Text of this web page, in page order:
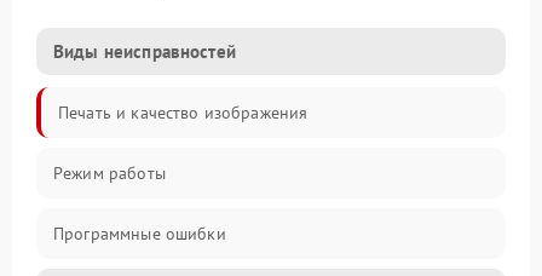
Виды неисправностей
Печать и качество изображения
Режим работы
Программные ошибки